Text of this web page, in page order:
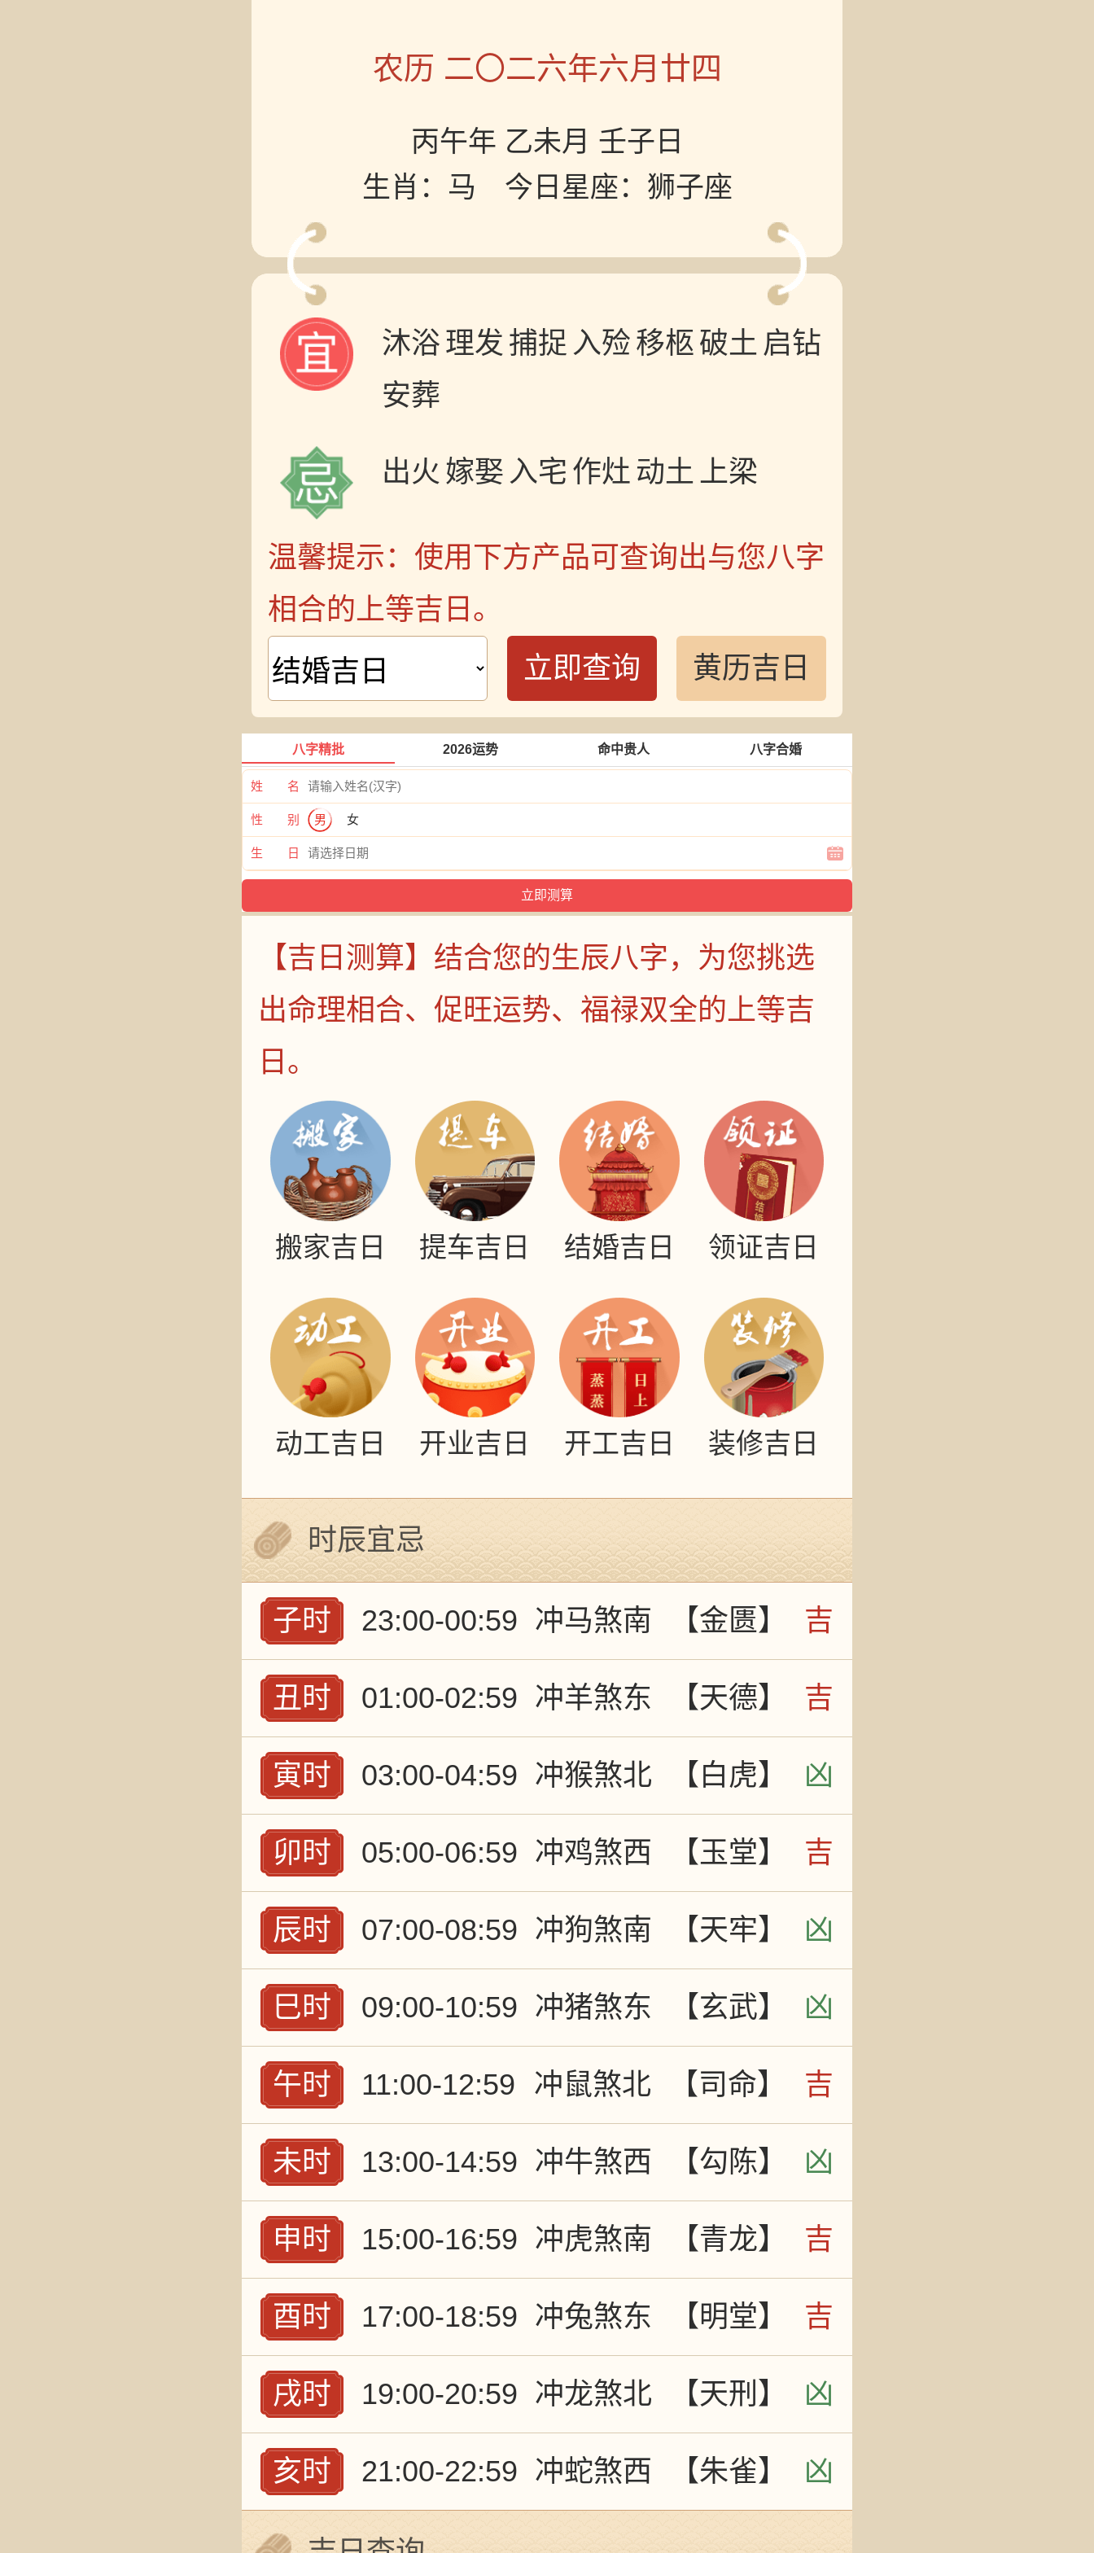
农历 二〇二六年六月廿四
丙午年 乙未月 壬子日
生肖：马 今日星座：狮子座
沐浴理发 捕捉 入殓移柩 破土 启钻
安葬
出火 嫁娶 入宅 作灶 上梁
动土
温馨提示：使用下方产品可查询出与您八字
相合的上等吉日。
立即查询
黄历吉日
八字精批 2026运势 命中贵人 八字合婚
姓 名
性 别 男 女
生 日
【吉日测算】结合您的生辰八字，为您挑选
出命理相合、促旺运势、福禄双全的上等吉
日。
搬家吉日 提车吉日 结婚吉日 领证吉日
动工吉日 开业吉日 开工吉日 装修吉日
时辰宜忌
子时 23:00-00:59 冲马煞南 【金匮】 吉
丑时 01:00-02:59 冲羊煞东 【天德】 吉
寅时 03:00-04:59 冲猴煞北 【白虎】 凶
卯时 05:00-06:59 冲鸡煞西 【玉堂】 吉
辰时 07:00-08:59 冲狗煞南 【天牢】 凶
巳时 09:00-10:59 冲猪煞东 【玄武】 凶
午时 11:00-12:59 冲鼠煞北 【司命】 吉
未时 13:00-14:59 冲牛煞西 【勾陈】 凶
申时 15:00-16:59 冲虎煞南 【青龙】 吉
酉时 17:00-18:59 冲兔煞东 【明堂】 吉
戌时 19:00-20:59 冲龙煞北 【天刑】 凶
亥时 21:00-22:59 冲蛇煞西 【朱雀】 凶